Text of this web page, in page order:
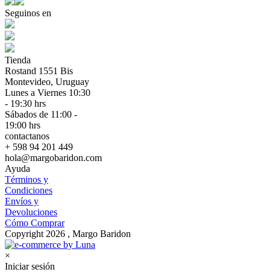
Seguinos en
Tienda
Rostand 1551 Bis
Montevideo, Uruguay
Lunes a Viernes 10:30
- 19:30 hrs
Sábados de 11:00 -
19:00 hrs
contactanos
+ 598 94 201 449
hola@margobaridon.com
Ayuda
Términos y
Condiciones
Envíos y
Devoluciones
Cómo Comprar
Copyright 2026 , Margo Baridon
×
Iniciar sesión